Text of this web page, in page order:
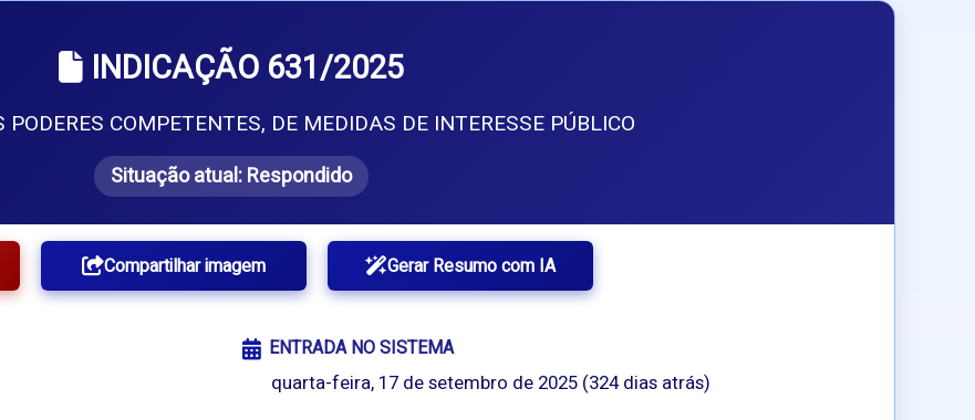
INDICAÇÃO 631/2025
COMPETENTES, DE MEDIDAS DE INTERESSE PÚBLICO
Situação atual:Respondido
Compartilhar imagem Gerar Resumo com IA
ENTRADA NO SISTEMA
quarta-feira, 17 de setembro de 2025 (324 dias atrás)